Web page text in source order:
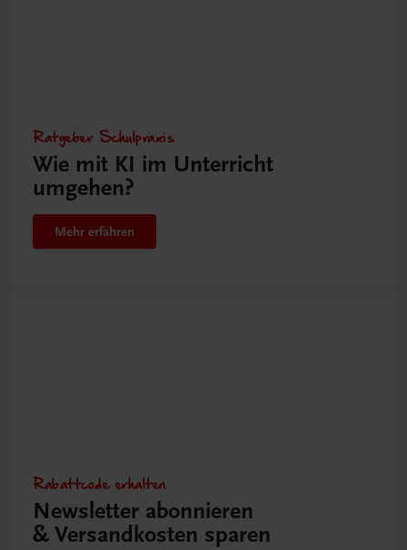
Ratgeber Schulpraxis
Wie mit KI im Unterricht
umgehen?
Mehr erfahren
Rabattcode erhalten
Newsletter abonnieren
& Versandkosten sparen